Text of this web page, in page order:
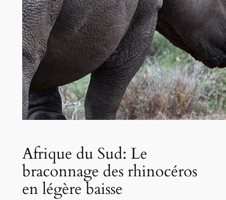
Afrique du Sud: Le
braconnage des rhinocéros
en légère baisse